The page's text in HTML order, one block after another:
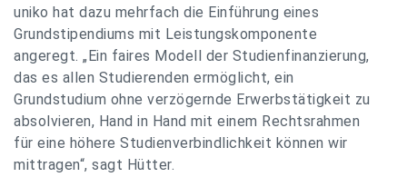
uniko hat dazu mehrfach die Einführung eines
Grundstipendiums mit Leistungskomponente
angeregt. „Ein faires Modell der Studienfinanzierung,
das es allen Studierenden ermöglicht, ein
Grundstudium ohne verzögernde Erwerbstätigkeit zu
absolvieren, Hand in Hand mit einem Rechtsrahmen
für eine höhere Studienverbindlichkeit können wir
mittragen“, sagt Hütter.